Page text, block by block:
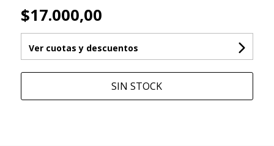
$17.000,00
Ver cuotas y descuentos
SIN STOCK